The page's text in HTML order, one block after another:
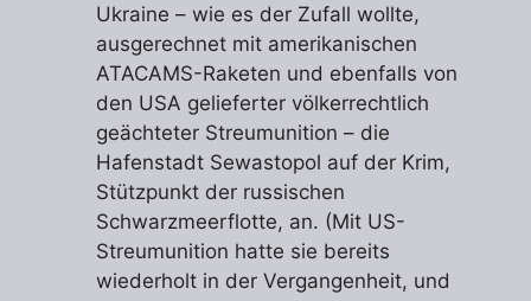
Ukraine – wie es der Zufall wollte,
ausgerechnet mit amerikanischen
ATACAMS-Raketen und ebenfalls von
den USA gelieferter völkerrechtlich
geächteter Streumunition – die
Hafenstadt Sewastopol auf der Krim,
Stützpunkt der russischen
Schwarzmeerflotte, an. (Mit US-
Streumunition hatte sie bereits
wiederholt in der Vergangenheit, und